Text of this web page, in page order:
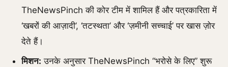
TheNewsPinch की कोर टीम में शामिल हैं और पत्रकारिता में
‘खबरों की आज़ादी’, ‘तटस्थता’ और ‘ज़मीनी सच्चाई’ पर खास ज़ोर
देते हैं।
मिशन: उनके अनुसार TheNewsPinch “भरोसे के लिए” शुरू